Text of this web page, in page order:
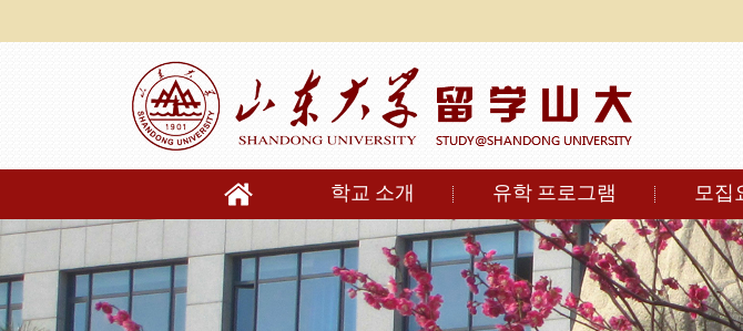
학교 소개 유학 프로그램 모집